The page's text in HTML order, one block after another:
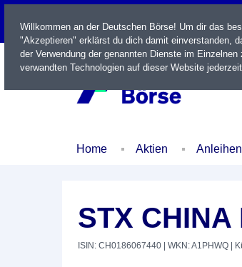
LIVE
Home Aktien Anleihen
STX CHINA
ISIN: CH0186067440 | WKN: A1PHWQ |
Willkommen an der Deutschen Börse! Um dir das
"Akzeptieren" erklärst du dich damit einverstanden,
der Verwendung der genannten Dienste im
verwandten Technologien auf dieser Website